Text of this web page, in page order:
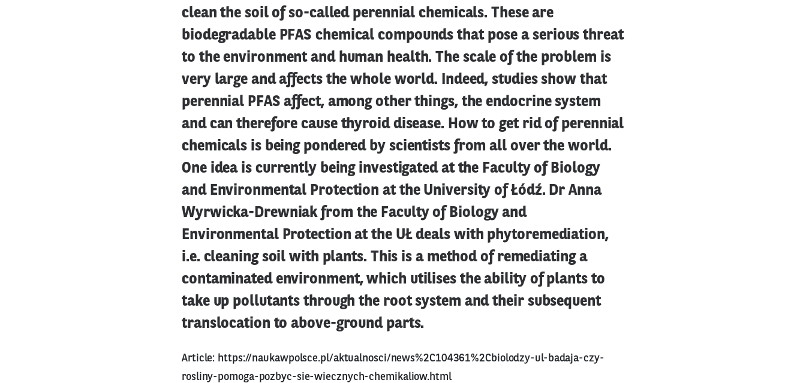
clean the soil of so-called perennial chemicals. These are
biodegradable PFAS chemical compounds that pose a serious threat
to the environment and human health. The scale of the problem is
very large and affects the whole world. Indeed, studies show that
perennial PFAS affect, among other things, the endocrine system
and can therefore cause thyroid disease. How to get rid of perennial
chemicals is being pondered by scientists from all over the world.
One idea is currently being investigated at the Faculty of Biology
and Environmental Protection at the University of Łódź. Dr Anna
Wyrwicka-Drewniak from the Faculty of Biology and
Environmental Protection at the UŁ deals with phytoremediation,
i.e. cleaning soil with plants. This is a method of remediating a
contaminated environment, which utilises the ability of plants to
take up pollutants through the root system and their subsequent
translocation to above-ground parts.
Article: https://naukawpolsce.pl/aktualnosci/news%2C104361%2Cbiolodzy-ul-badaja-czy-
rosliny-pomoga-pozbyc-sie-wiecznych-chemikaliow.html